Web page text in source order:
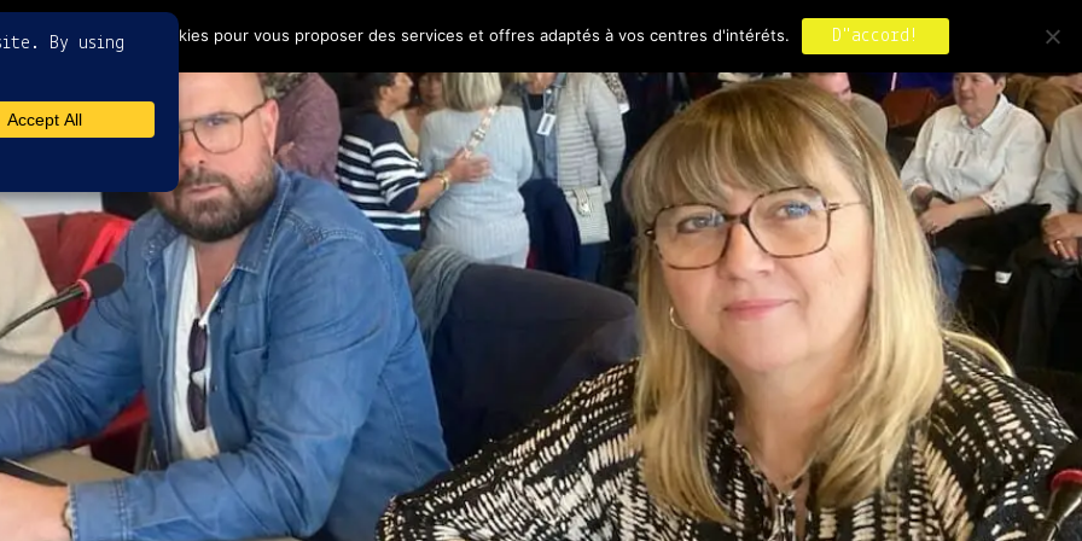
l'utilisation de cookies pour vous proposer des services et offres adaptés à vos centres d'intéréts. D"accord!